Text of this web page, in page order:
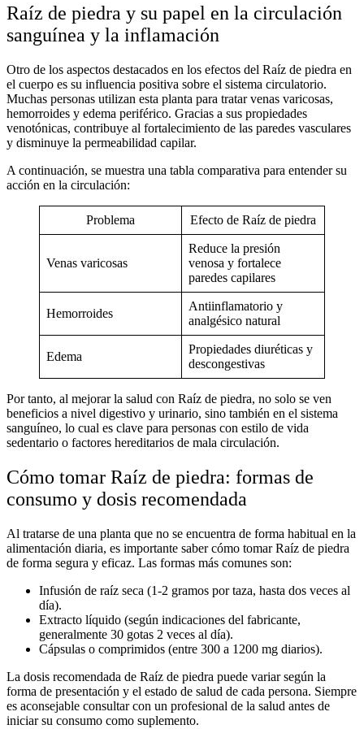
Raíz de piedra y su papel en la circulación
sanguínea y la inflamación
Otro de los aspectos destacados en los efectos del Raíz de piedra en
el cuerpo es su influencia positiva sobre el sistema circulatorio.
Muchas personas utilizan esta planta para tratar venas varicosas,
hemorroides y edema periférico. Gracias a sus propiedades
venotónicas, contribuye al fortalecimiento de las paredes vasculares
y disminuye la permeabilidad capilar.
A continuación, se muestra una tabla comparativa para entender su
acción en la circulación:
Problema Efecto de Raíz de piedra
Venas varicosas
Reduce la presión
venosa y fortalece
paredes capilares
Hemorroides
Antiinflamatorio y
analgésico natural
Edema
Propiedades diuréticas y
descongestivas
Por tanto, al mejorar la salud con Raíz de piedra, no solo se ven
beneficios a nivel digestivo y urinario, sino también en el sistema
sanguíneo, lo cual es clave para personas con estilo de vida
sedentario o factores hereditarios de mala circulación.
Cómo tomar Raíz de piedra: formas de
consumo y dosis recomendada
Al tratarse de una planta que no se encuentra de forma habitual en la
alimentación diaria, es importante sabercómo tomar Raíz de piedra
de forma segura y eficaz. Las formas más comunes son:
Infusión de raíz seca (1-2 gramos por taza, hasta dos veces al
día).
Extracto líquido (según indicaciones del fabricante,
generalmente 30 gotas 2 veces al día).
Cápsulas o comprimidos (entre 300 a 1200 mg diarios).
La dosis recomendada de Raíz de piedra puede variar según la
forma de presentación y el estado de salud de cada persona. Siempre
es aconsejable consultar con un profesional de la salud antes de
iniciar su consumo como suplemento.